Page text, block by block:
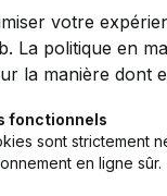
(BE
votre
La politique en
la manière dont
fonctionnels
sont strictement
en ligne sûr.